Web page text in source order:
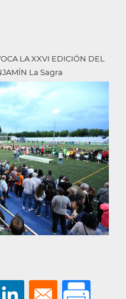
LA XXVI EDICIÓN DEL
La Sagra